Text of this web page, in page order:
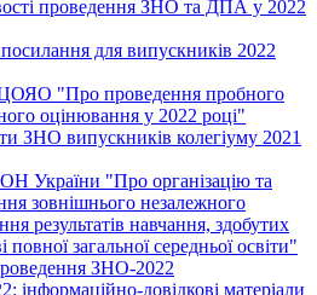
проведення ЗНО та ДПА у 2022
для випускників 2022
"Про проведення пробного
оцінювання у 2022 році"
ЗНО випускників колегіуму 2021
України "Про організацію та
зовнішнього незалежного
результатів навчання, здобутих
повної загальної середньої освіти"
ЗНО-2022
інформаційно-довідкові матеріали